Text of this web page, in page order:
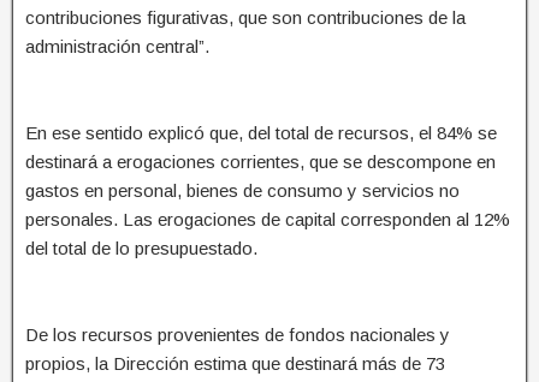
contribuciones figurativas, que son contribuciones de la
administración central”.
En ese sentido explicó que, del total de recursos, el 84% se
destinará a erogaciones corrientes, que se descompone en
gastos en personal, bienes de consumo y servicios no
personales. Las erogaciones de capital corresponden al 12%
del total de lo presupuestado.
De los recursos provenientes de fondos nacionales y
propios, la Dirección estima que destinará más de 73